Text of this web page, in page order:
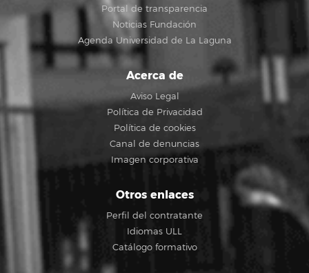
Portal de transparencia
Noticias Fundación
Agenda Universidad de La Laguna
Acerca de
Aviso Legal
Política de Privacidad
Política de cookies
Canal de denuncias
Imagen corporativa
Otros enlaces
Perfil del contratante
Idiomas ULL
Catálogo formativo